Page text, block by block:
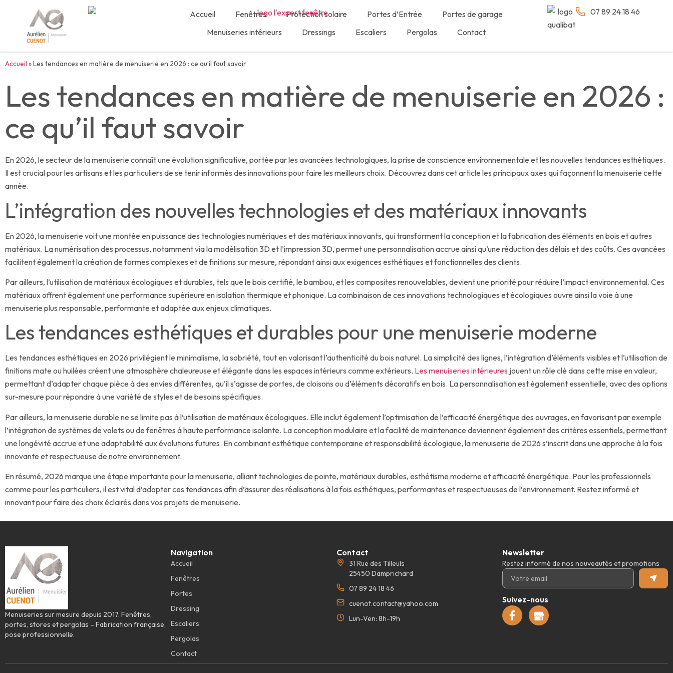
Accueil Fenêtres Protection solaire Portes d’Entrée
Portes de garage
Menuiseries intérieurs
Dressings Escaliers Pergolas Contact
07 89 24 18 46
Accueil »Les tendances en matière de menuiserie en 2026 : ce qu’il faut savoir
Les tendances en matière de menuiserie en 2026 :
ce qu’il faut savoir
En 2026, le secteur de la menuiserie connaît une évolution significative, portée par les avancées technologiques, la prise de conscience environnementale et les nouvelles tendances esthétiques.
Il est crucial pour les artisans et les particuliers de se tenir informés des innovations pour faire les meilleurs choix. Découvrez dans cet article les principaux axes qui façonnent la menuiserie cette
année.
L’intégration des nouvelles technologies et des matériaux innovants
En 2026, la menuiserie voit une montée en puissance des technologies numériques et des matériaux innovants, qui transforment la conception et la fabrication des éléments en bois et autres
matériaux. La numérisation des processus, notamment via la modélisation 3D et l’impression 3D, permet une personnalisation accrue ainsi qu’une réduction des délais et des coûts. Ces avancées
facilitent également la création de formes complexes et de finitions sur mesure, répondant ainsi aux exigences esthétiques et fonctionnelles des clients.
Par ailleurs, l’utilisation de matériaux écologiques et durables, tels que le bois certifié, le bambou, et les composites renouvelables, devient une priorité pour réduire l’impact environnemental. Ces
matériaux offrent également une performance supérieure en isolation thermique et phonique. La combinaison de ces innovations technologiques et écologiques ouvre ainsi la voie à une
menuiserie plus responsable, performante et adaptée aux enjeux climatiques.
Les tendances esthétiques et durables pour une menuiserie moderne
Les tendances esthétiques en 2026 privilégient le minimalisme, la sobriété, tout en valorisant l’authenticité du bois naturel. La simplicité des lignes, l’intégration d’éléments visibles et l’utilisation de
finitions mate ou huilées créent une atmosphère chaleureuse et élégante dans les espaces intérieurs comme extérieurs. Les menuiseries intérieures jouent un rôle clé dans cette mise en valeur,
permettant d’adapter chaque pièce à des envies différentes, qu’il s’agisse de portes, de cloisons ou d’éléments décoratifs en bois. La personnalisation est également essentielle, avec des options
sur-mesure pour répondre à une variété de styles et de besoins spécifiques.
Par ailleurs, la menuiserie durable ne se limite pas à l’utilisation de matériaux écologiques. Elle inclut également l’optimisation de l’efficacité énergétique des ouvrages, en favorisant par exemple
l’intégration de systèmes de volets ou de fenêtres à haute performance isolante. La conception modulaire et la facilité de maintenance deviennent également des critères essentiels, permettant
une longévité accrue et une adaptabilité aux évolutions futures. En combinant esthétique contemporaine et responsabilité écologique, la menuiserie de 2026 s’inscrit dans une approche à la fois
innovante et respectueuse de notre environnement.
En résumé, 2026 marque une étape importante pour la menuiserie, alliant technologies de pointe, matériaux durables, esthétisme moderne et efficacité énergétique. Pour les professionnels
comme pour les particuliers, il est vital d’adopter ces tendances afin d’assurer des réalisations à la fois esthétiques, performantes et respectueuses de l’environnement. Restez informé et
innovant pour faire des choix éclairés dans vos projets de menuiserie.
Menuiseries sur mesure depuis 2017. Fenêtres,
portes, stores et pergolas – Fabrication française,
pose professionnelle.
Navigation
Accueil
Fenêtres
Portes
Dressing
Escaliers
Pergolas
Contact
Contact
31 Rue des Tilleuls
25450 Damprichard
07 89 24 18 46
cuenot.contact@yahoo.com
Lun-Ven: 8h-19h
Newsletter
Restez informé de nos nouveautés et promotions
Suivez-nous